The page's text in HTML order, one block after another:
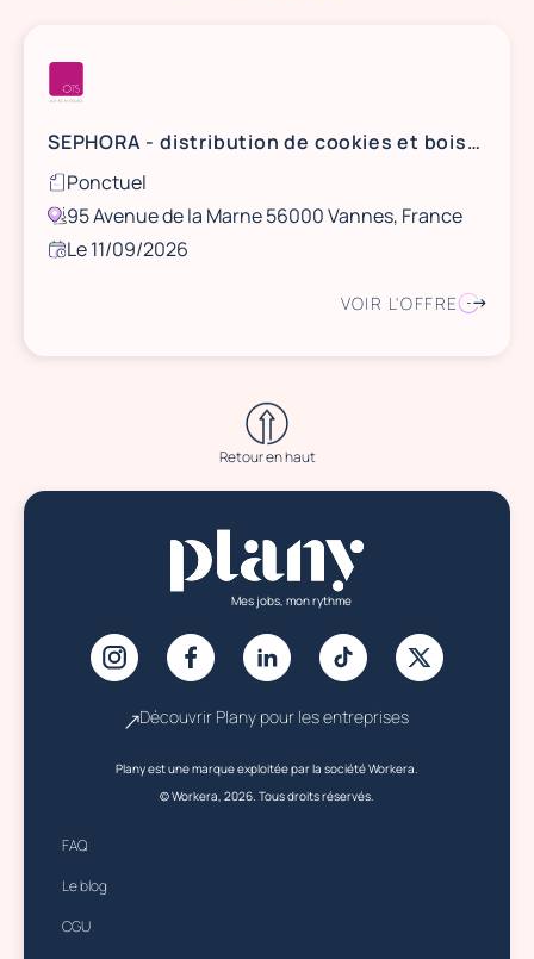
SEPHORA - distribution de cookies et boissons - VANNES
Ponctuel
95 Avenue de la Marne 56000 Vannes, France
Le 11/09/2026
VOIR L'OFFRE
Retour en haut
Mes jobs, mon rythme
Découvrir Plany pour les entreprises
Plany est une marque exploitée par la société Workera.
© Workera, 2026. Tous droits réservés.
FAQ
Le blog
CGU